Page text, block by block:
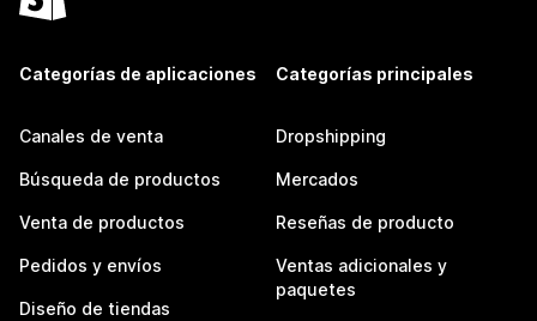
Categorías de aplicaciones
Canales de venta
Búsqueda de productos
Venta de productos
Pedidos y envíos
Diseño de tiendas
Categorías principales
Dropshipping
Mercados
Reseñas de producto
Ventas adicionales y
paquetes